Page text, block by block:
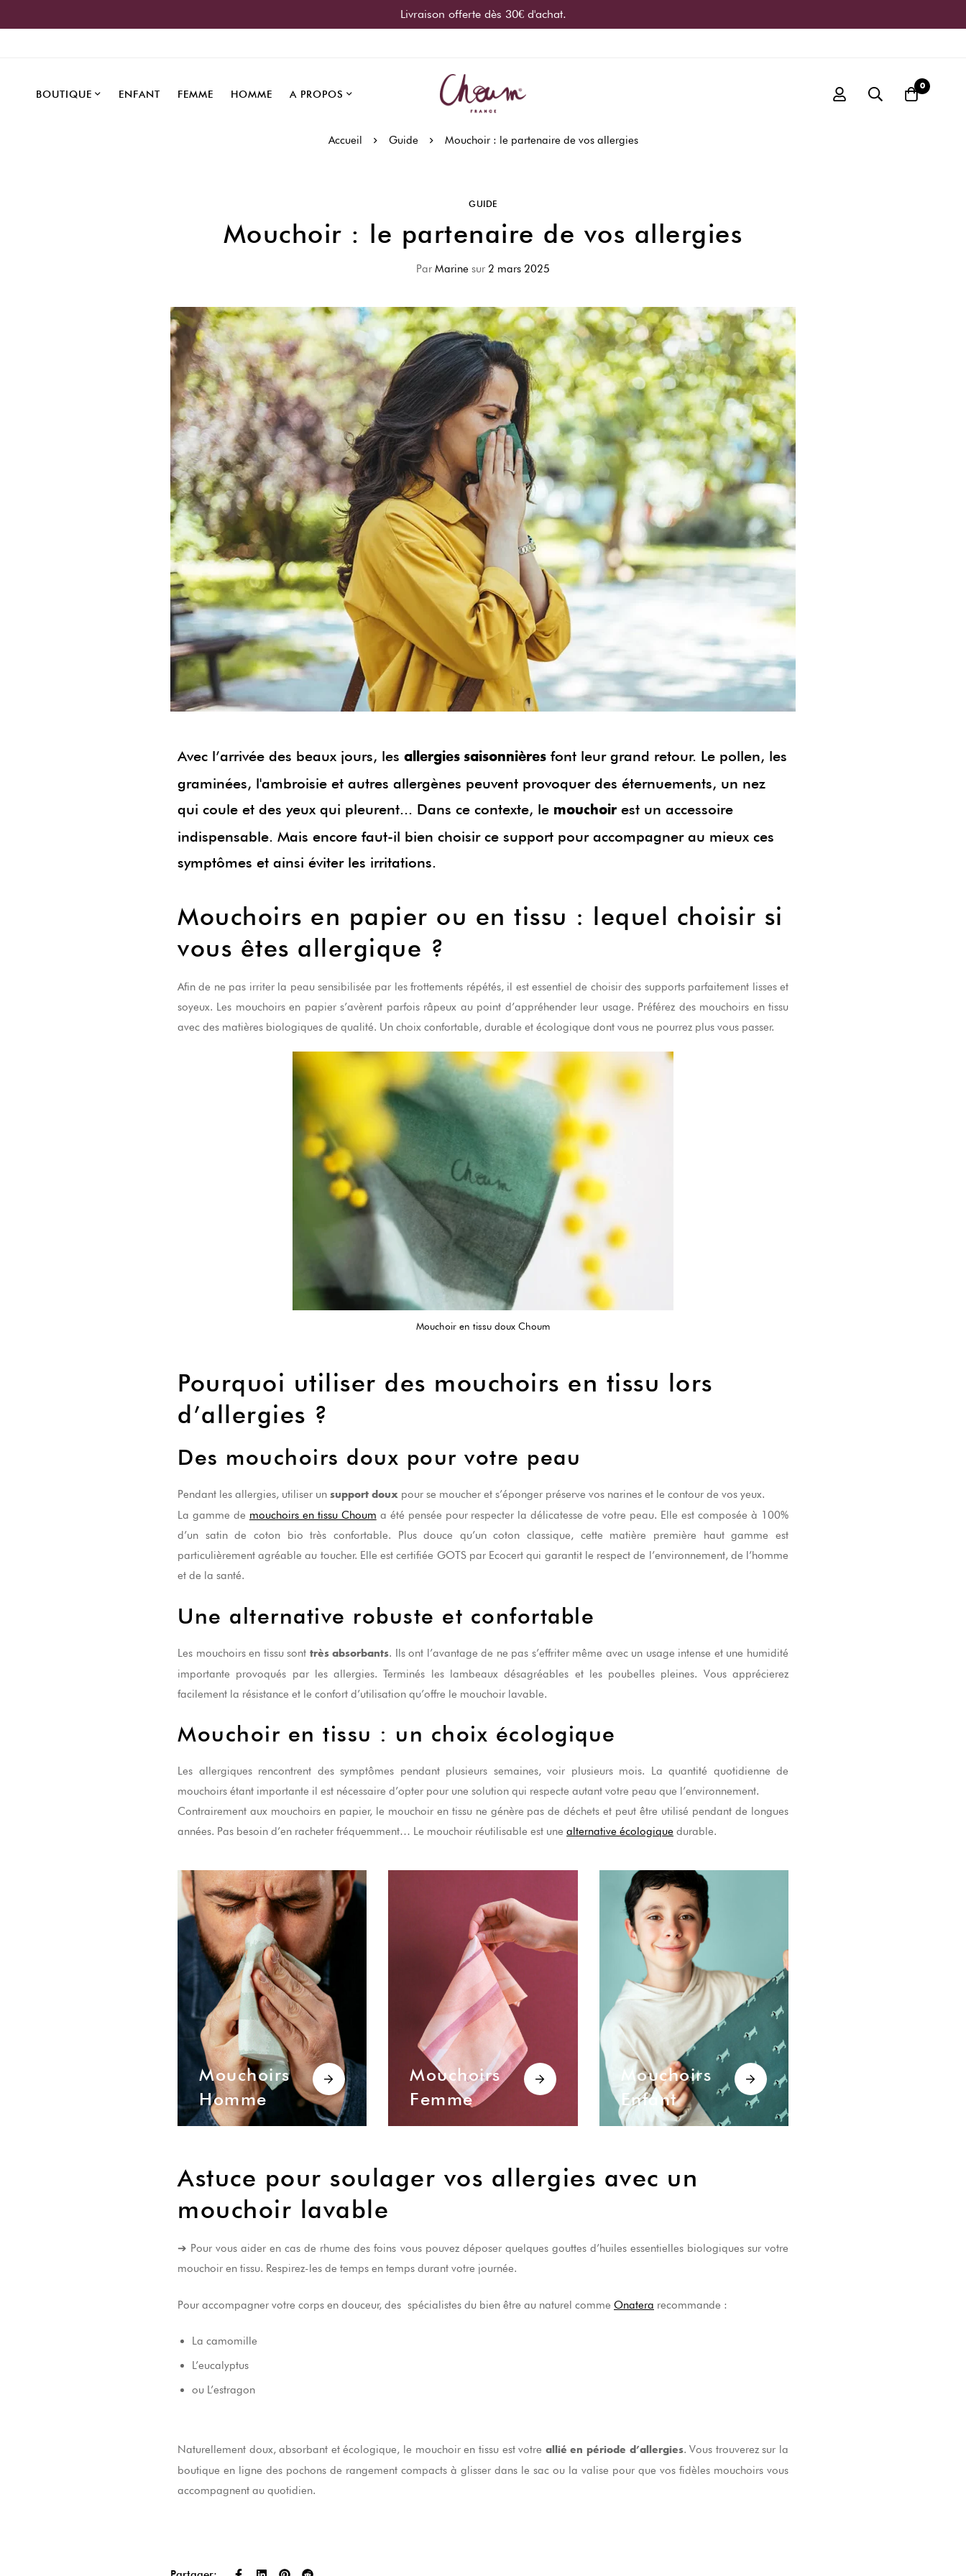
Livraison offerte dès 30€ d'achat.
BOUTIQUE ENFANT FEMME HOMME A PROPOS
0
Accueil Guide Mouchoir : le partenaire de vos allergies
GUIDE
Mouchoir : le partenaire de vos allergies
Par Marine sur 2 mars 2025
Avec l’arrivée des beaux jours, les allergies saisonnières font leur grand retour. Le pollen, les
graminées, l'ambroisie et autres allergènes peuvent provoquer des éternuements, un nez
qui coule et des yeux qui pleurent... Dans ce contexte, le mouchoir est un accessoire
indispensable. Mais encore faut-il bien choisir ce support pour accompagner au mieux ces
symptômes et ainsi éviter les irritations.
Mouchoirs en papier ou en tissu : lequel choisir si
vous êtes allergique ?
Afin de ne pas irriter la peau sensibilisée par les frottements répétés, il est essentiel de choisir des supports parfaitement lisses et
soyeux. Les mouchoirs en papier s’avèrent parfois râpeux au point d’appréhender leur usage. Préférez des mouchoirs en tissu
avec des matières biologiques de qualité. Un choix confortable, durable et écologique dont vous ne pourrez plus vous passer.
Mouchoir en tissu doux Choum
Pourquoi utiliser des mouchoirs en tissu lors
d’allergies ?
Des mouchoirs doux pour votre peau
Pendant les allergies, utiliser un support doux pour se moucher et s’éponger préserve vos narines et le contour de vos yeux.
La gamme de mouchoirs en tissu Choum a été pensée pour respecter la délicatesse de votre peau. Elle est composée à 100%
d’un satin de coton bio très confortable. Plus douce qu’un coton classique, cette matière première haut gamme est
particulièrement agréable au toucher. Elle est certifiée GOTS par Ecocert qui garantit le respect de l’environnement, de l’homme
et de la santé.
Une alternative robuste et confortable
Les mouchoirs en tissu sont très absorbants. Ils ont l’avantage de ne pas s’effriter même avec un usage intense et une humidité
importante provoqués par les allergies. Terminés les lambeaux désagréables et les poubelles pleines. Vous apprécierez
facilement la résistance et le confort d’utilisation qu’offre le mouchoir lavable.
Mouchoir en tissu : un choix écologique
Les allergiques rencontrent des symptômes pendant plusieurs semaines, voir plusieurs mois. La quantité quotidienne de
mouchoirs étant importante il est nécessaire d’opter pour une solution qui respecte autant votre peau que l’environnement.
Contrairement aux mouchoirs en papier, le mouchoir en tissu ne génère pas de déchets et peut être utilisé pendant de longues
années. Pas besoin d’en racheter fréquemment… Le mouchoir réutilisable est une alternative écologique durable.
Mouchoirs
Homme
Mouchoirs
Femme
Mouchoirs
Enfant
Astuce pour soulager vos allergies avec un
mouchoir lavable
➔ Pour vous aider en cas de rhume des foins vous pouvez déposer quelques gouttes d’huiles essentielles biologiques sur votre
mouchoir en tissu. Respirez-les de temps en temps durant votre journée.
Pour accompagner votre corps en douceur, des spécialistes du bien être au naturel comme Onatera recommande :
La camomille
L’eucalyptus
ou L’estragon
Naturellement doux, absorbant et écologique, le mouchoir en tissu est votre allié en période d’allergies. Vous trouverez sur la
boutique en ligne des pochons de rangement compacts à glisser dans le sac ou la valise pour que vos fidèles mouchoirs vous
accompagnent au quotidien.